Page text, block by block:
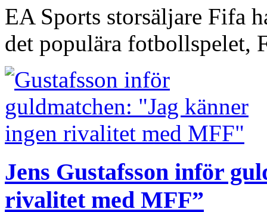
EA Sports storsäljare Fifa
det populära fotbollspelet,
Jens Gustafsson inför
rivalitet med MFF”